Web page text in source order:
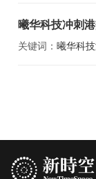
曦华科技冲刺
关键词： 曦华科技